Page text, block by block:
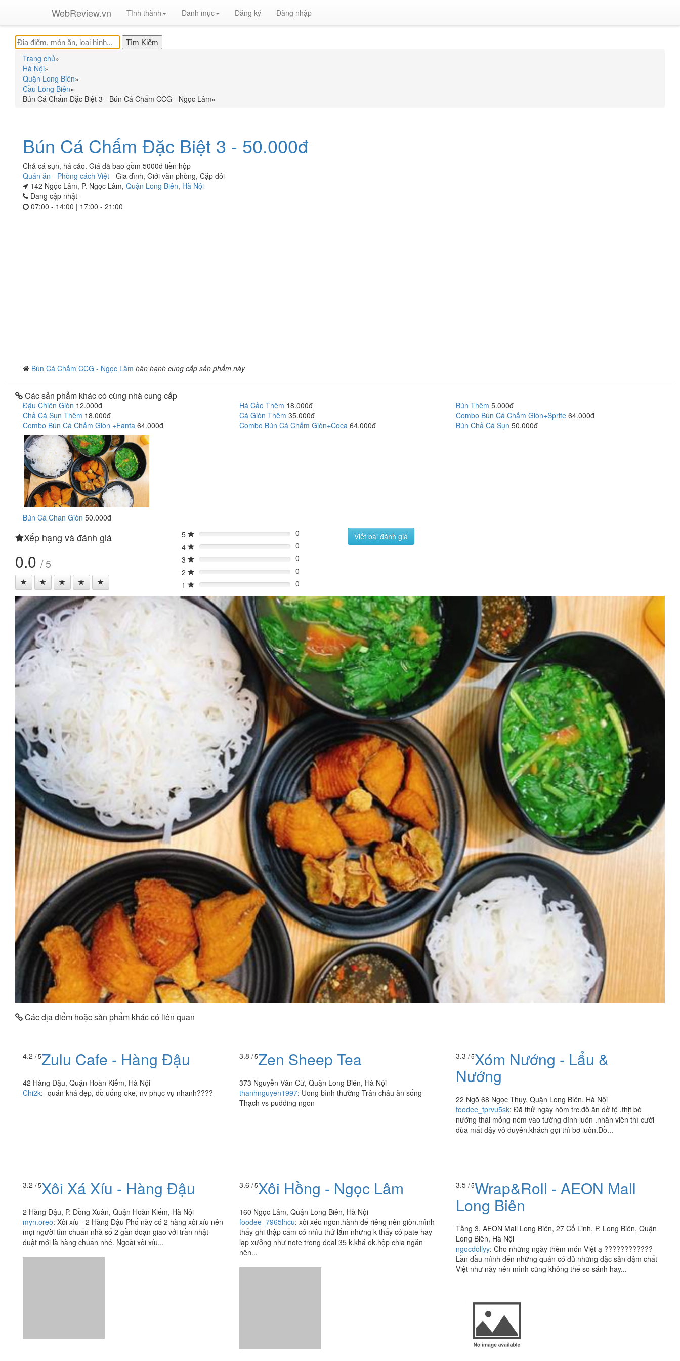
WebReview.vn Tỉnh thành Danh mục Đăng ký Đăng nhập
Trang chủ»
Hà Nội»
Quận Long Biên»
Cầu Long Biên»
Bún Cá Chấm Đặc Biệt 3 - Bún Cá Chấm CCG - Ngọc Lâm»
Bún Cá Chấm Đặc Biệt 3 - 50.000đ
Chả cá sụn, há cảo. Giá đã bao gồm 5000đ tiền hộp
Quán ăn - Phòng cách Việt - Gia đình, Giới văn phòng, Cặp đôi
142 Ngọc Lâm, P. Ngọc Lâm, Quận Long Biên, Hà Nội
Đang cập nhật
07:00 - 14:00 | 17:00 - 21:00
Bún Cá Chấm CCG - Ngọc Lâm hân hạnh cung cấp sản phẩm này
Các sản phẩm khác có cùng nhà cung cấp
Đậu Chiên Giòn 12.000đ Há Cảo Thêm 18.000đ Bún Thêm 5.000đ
Chả Cá Sụn Thêm 18.000đ Cá Giòn Thêm 35.000đ Combo Bún Cá Chấm Giòn+Sprite 64.000đ
Combo Bún Cá Chấm Giòn +Fanta 64.000đ Combo Bún Cá Chấm Giòn+Coca 64.000đ Bún Chả Cá Sụn 50.000đ
Bún Cá Chan Giòn 50.000đ
Xếp hạng và đánh giá
0.0 / 5
5 0%
0
4
0%
0
3
0%
0
2
0%
0
1
0% 0
Viết bài đánh giá
Các địa điểm hoặc sản phẩm khác có liên quan
4.2 / 5Zulu Cafe - Hàng Đậu
42 Hàng Đậu, Quận Hoàn Kiếm, Hà Nội
Chi2k: -quán khá đẹp, đồ uống oke, nv phục vụ nhanh????
3.8 / 5Zen Sheep Tea
373 Nguyễn Văn Cừ, Quận Long Biên, Hà Nội
thanhnguyen1997: Uong bình thường Trân châu ăn sống
Thạch vs pudding ngon
3.3 / 5Xóm Nướng - Lẩu &
Nướng
22 Ngõ 68 Ngọc Thụy, Quận Long Biên, Hà Nội
foodee_tprvu5sk: Đã thử ngày hôm trc.đồ ăn dở tệ ,thịt bò
nướng thái mỏng ném vào tường dính luôn .nhân viên thì cười
đùa mất dậy vô duyên.khách gọi thì bơ luôn.Đồ...
3.2/ 5Xôi Xá Xíu - Hàng Đậu 3.6/ 5Xôi Hồng - Ngọc Lâm
160 Ngọc Lâm, Quận Long Biên, Hà Nội
3.5/ 5 Wrap&Roll - AEON Mall
Long Biên
Tầng 3, AEON Mall Long Biên, 27 Cổ Linh, P. Long Biên, Quận
Lần đầu mình đến những quán có đủ những đặc sản đậm chất
Việt như này nên mình cũng không thể so sánh hay...